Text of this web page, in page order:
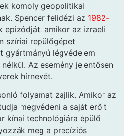
komoly geopolitikai
Spencer felidézi az 1982-
epizódját, amikor az izraeli
szíriai repülőgépet
gyártmányú légvédelem
Az esemény jelentősen
hírnevét.
folyamat zajlik. Amikor az
megvédeni a saját erőit
kínai technológiára épülő
meg a precíziós